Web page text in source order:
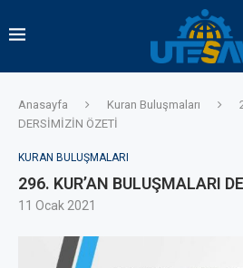
Anasayfa Kuran Buluşmaları
DERSİMİZİN ÖZETİ
KURAN BULUŞMALARI
296. KUR’AN BULUŞMALARI
11 Ocak 2021